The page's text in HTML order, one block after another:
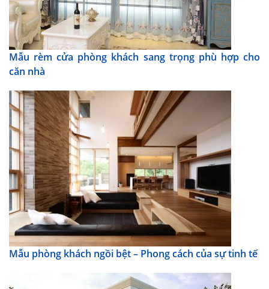
Mẫu rèm cửa phòng khách sang trọng phù hợp cho
căn nhà
Mẫu phòng khách ngồi bệt – Phong cách của sự tinh tế